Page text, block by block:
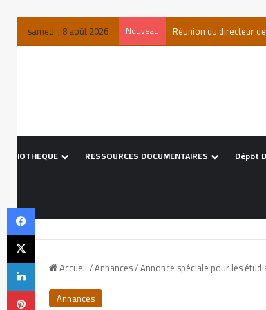
samedi , 8 août 2026 Nouveau
RESSOURCES DOCUMENTAIRES Dépôt
Accueil/Annances/Annonce spéciale pour les
Annances